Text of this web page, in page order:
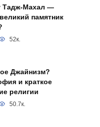
Тадж-Махал —
памятник
52к.
Джайнизм?
и краткое
религии
50.7к.